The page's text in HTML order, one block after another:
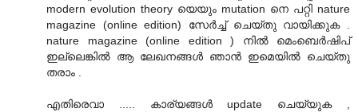
modern evolution theory യെയും mutation നെ പറ്റി nature
magazine (online edition) സേര്‍ച്ച്‌ ചെയ്തു വായിക്കുക .
nature magazine (online edition ) നില്‍ മെംബെര്‍ഷിപ്‌
ഇല്ലെങ്കില്‍ ആ ലേഖനങ്ങള്‍ ഞാന്‍ ഇമെയില്‍ ചെയ്തു
തരാം .
എതിരെവാ ..... കാര്യങ്ങള്‍ update ചെയ്യുക ,